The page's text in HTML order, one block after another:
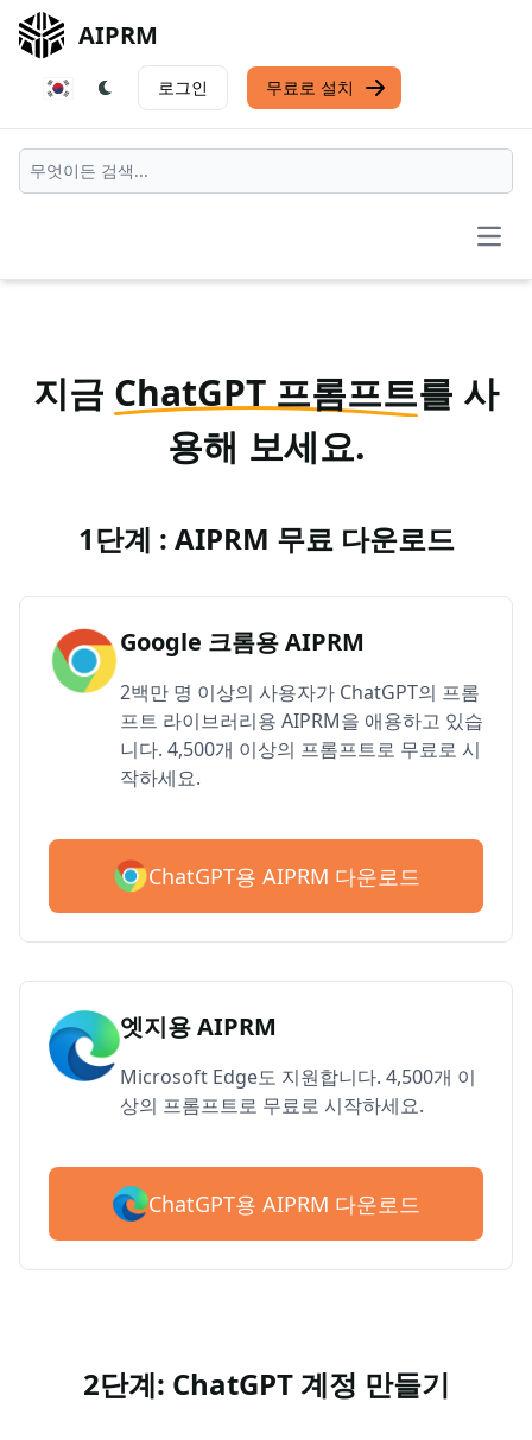
AIPRM
로그인 무료로 설치
지금 ChatGPT 프롬프트를 사
용해 보세요.
1단계 : AIPRM 무료 다운로드
Google 크롬용 AIPRM
2백만 명 이상의 사용자가 ChatGPT의 프롬
프트 라이브러리용 AIPRM을 애용하고 있습
니다. 4,500개 이상의 프롬프트로 무료로 시
작하세요.
ChatGPT용 AIPRM 다운로드
엣지용 AIPRM
Microsoft Edge도 지원합니다. 4,500개 이
상의 프롬프트로 무료로 시작하세요.
ChatGPT용 AIPRM 다운로드
2단계: ChatGPT 계정 만들기